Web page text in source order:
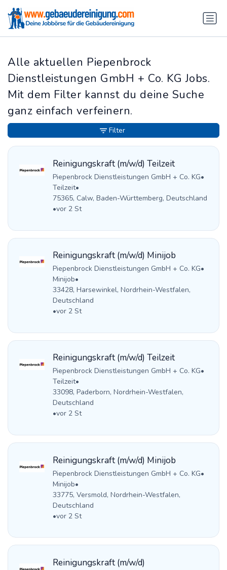
Alle aktuellen Piepenbrock
Dienstleistungen GmbH + Co. KG Jobs.
Mit dem Filter kannst du deine Suche
ganz einfach verfeinern.
Reinigungskraft (m/w/d) Teilzeit
Piepenbrock Dienstleistungen GmbH + Co. KG•
Teilzeit•
75365, Calw, Baden-Württemberg, Deutschland
•vor 2 St
Reinigungskraft (m/w/d) Minijob
Piepenbrock Dienstleistungen GmbH + Co. KG•
Minijob•
33428, Harsewinkel, Nordrhein-Westfalen,
Deutschland
•vor 2 St
Reinigungskraft (m/w/d) Teilzeit
Piepenbrock Dienstleistungen GmbH + Co. KG•
Teilzeit•
33098, Paderborn, Nordrhein-Westfalen,
Deutschland
•vor 2 St
Reinigungskraft (m/w/d) Minijob
Piepenbrock Dienstleistungen GmbH + Co. KG•
Minijob•
33775, Versmold, Nordrhein-Westfalen,
Deutschland
•vor 2 St
Reinigungskraft (m/w/d)
Filter